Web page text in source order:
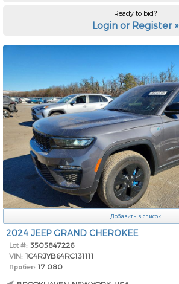
Ready to bid?
Login or Register »
Добавить в список
2024 JEEP GRAND CHEROKEE
Lot #: 3505847226
VIN: 1C4RJYB64RC131111
Пробег: 17 080